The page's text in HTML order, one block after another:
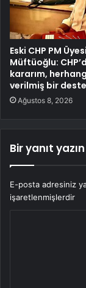
Eski CHP PM
Müftüoğlu:
kararım,
verilmiş bir
Ağustos 8, 2026
Bir yanıt yazın
E-posta adresiniz
işaretlenmişlerdir